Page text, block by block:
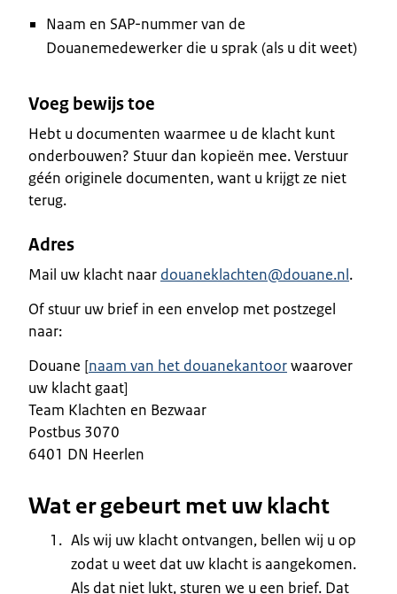
Naam en SAP-nummer van de
Douanemedewerker die u sprak (als u dit weet)
Voeg bewijs toe
Hebt u documenten waarmee u de klacht kunt
onderbouwen? Stuur dan kopieën mee. Verstuur
géén originele documenten, want u krijgt ze niet
terug.
Adres
Mail uw klacht naar douaneklachten@douane.nl.
Of stuur uw brief in een envelop met postzegel
naar:
Douane [naam van het douanekantoorwaarover
uw klacht gaat]
Team Klachten en Bezwaar
Postbus 3070
6401 DN Heerlen
Wat er gebeurt met uw klacht
Als wij uw klacht ontvangen, bellen wij u op
zodat u weet dat uw klacht is aangekomen.
Als dat niet lukt, sturen we u een brief. Dat